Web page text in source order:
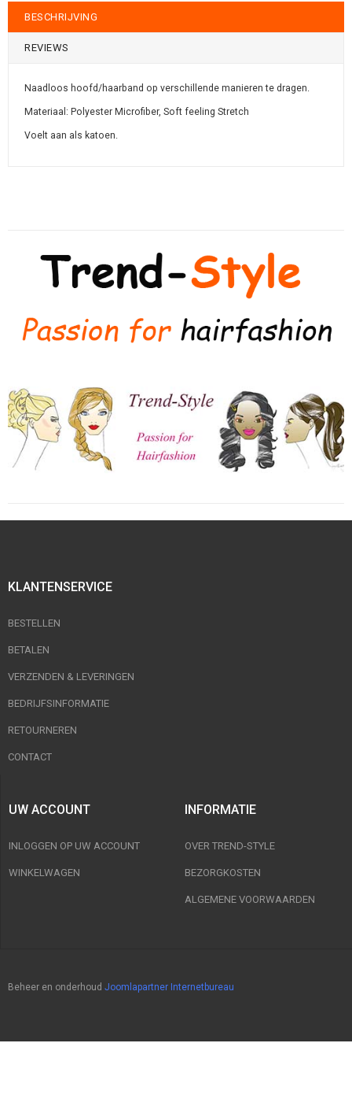
BESCHRIJVING
REVIEWS
Naadloos hoofd/haarband op verschillende manieren te dragen.
Materiaal: Polyester Microfiber, Soft feeling Stretch
Voelt aan als katoen.
KLANTENSERVICE
BESTELLEN
BETALEN
VERZENDEN & LEVERINGEN
BEDRIJFSINFORMATIE
RETOURNEREN
CONTACT
UW ACCOUNT
INLOGGEN OP UW ACCOUNT
WINKELWAGEN
INFORMATIE
OVER TREND-STYLE
BEZORGKOSTEN
ALGEMENE VOORWAARDEN
Beheer en onderhoud Joomlapartner Internetbureau